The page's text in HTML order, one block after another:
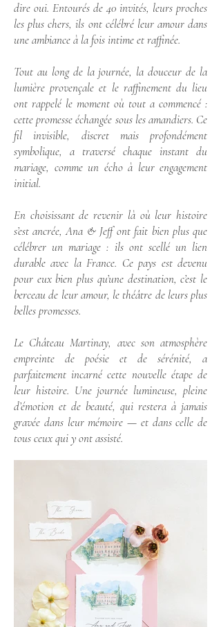
dire oui. Entourés de 40 invités, leurs proches
les plus chers, ils ont célébré leur amour dans
une ambiance à la fois intime et raffinée.
Tout au long de la journée, la douceur de la
lumière provençale et le raffinement du lieu
ont rappelé le moment où tout a commencé :
cette promesse échangée sous les amandiers. Ce
fil invisible, discret mais profondément
symbolique, a traversé chaque instant du
mariage, comme un écho à leur engagement
initial.
En choisissant de revenir là où leur histoire
s’est ancrée, Ana & Jeff ont fait bien plus que
célébrer un mariage : ils ont scellé un lien
durable avec la France. Ce pays est devenu
pour eux bien plus qu’une destination, c’est le
berceau de leur amour, le théâtre de leurs plus
belles promesses.
Le Château Martinay, avec son atmosphère
empreinte de poésie et de sérénité, a
parfaitement incarné cette nouvelle étape de
leur histoire. Une journée lumineuse, pleine
d’émotion et de beauté, qui restera à jamais
gravée dans leur mémoire — et dans celle de
tous ceux qui y ont assisté.